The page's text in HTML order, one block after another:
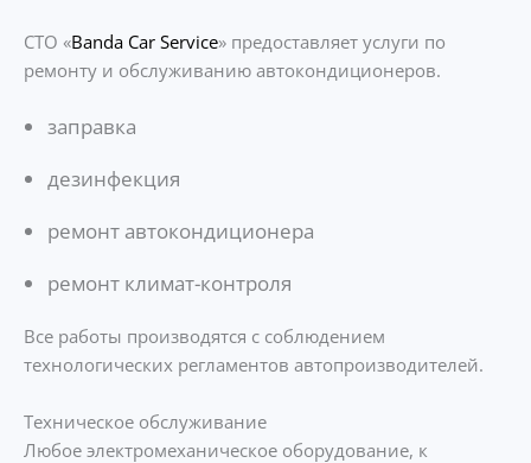
СТО «Banda Car Service» предоставляет услуги по
ремонту и обслуживанию автокондиционеров.
заправка
дезинфекция
ремонт автокондиционера
ремонт климат-контроля
Все работы производятся с соблюдением
технологических регламентов автопроизводителей.
Техническое обслуживание
Любое электромеханическое оборудование, к